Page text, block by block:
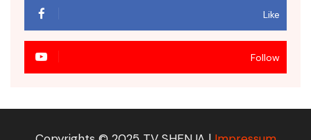
Like
Follow